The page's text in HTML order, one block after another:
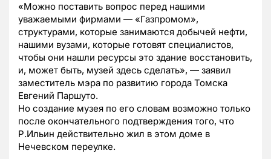
«Можно поставить вопрос перед нашими
уважаемыми фирмами — «Газпромом»,
структурами, которые занимаются добычей нефти,
нашими вузами, которые готовят специалистов,
чтобы они нашли ресурсы это здание восстановить,
и, может быть, музей здесь сделать», — заявил
заместитель мэра по развитию города Томска
Евгений Паршуто.
Но создание музея по его словам возможно только
после окончательного подтверждения того, что
Р.Ильин действительно жил в этом доме в
Нечевском переулке.